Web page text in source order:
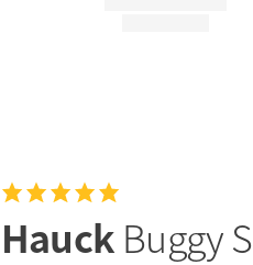
Hauck Buggy